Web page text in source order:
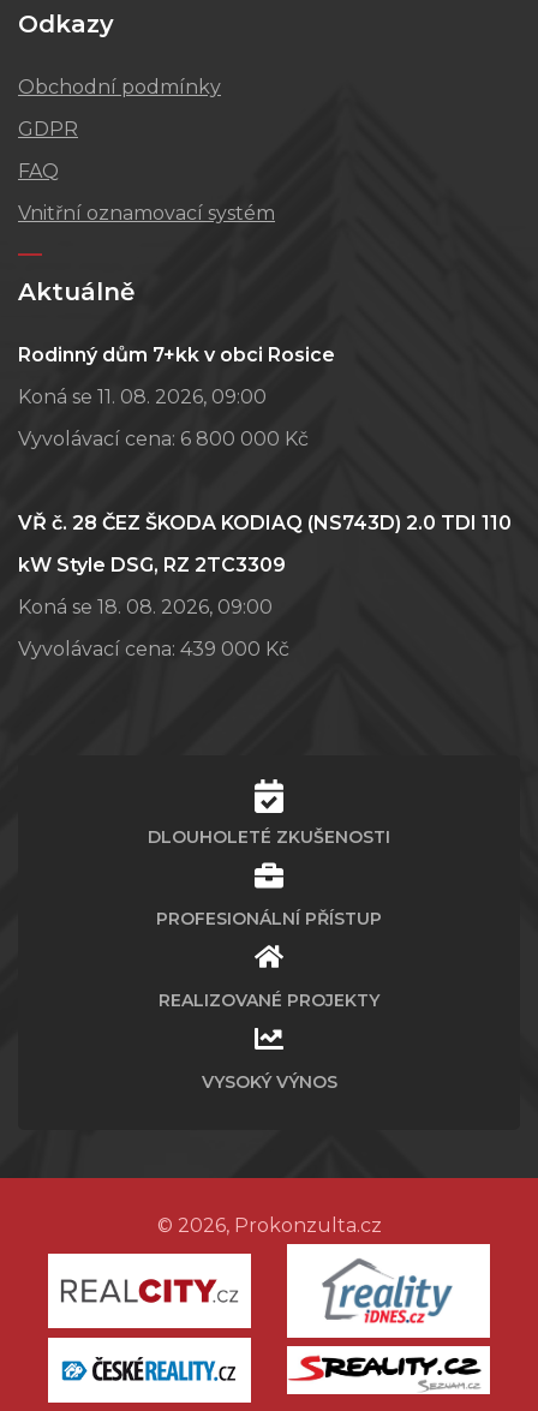
Odkazy
Obchodní podmínky
GDPR
FAQ
Vnitřní oznamovací systém
Aktuálně
Rodinný dům 7+kk v obci Rosice
Koná se 11. 08. 2026, 09:00
Vyvolávací cena: 6 800 000 Kč
VŘ č. 28 ČEZ ŠKODA KODIAQ (NS743D) 2.0 TDI 110
kW Style DSG, RZ 2TC3309
Koná se 18. 08. 2026, 09:00
Vyvolávací cena: 439 000 Kč
DLOUHOLETÉ ZKUŠENOSTI
PROFESIONÁLNÍ PŘÍSTUP
REALIZOVANÉ PROJEKTY
VYSOKÝ VÝNOS
© 2026, Prokonzulta.cz